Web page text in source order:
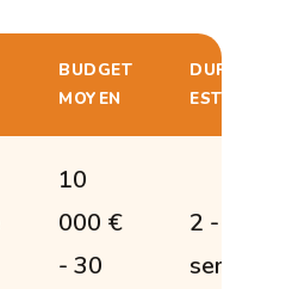
BUDGET
MOYEN
DURÉE
ESTIMÉE
10
000 €
- 30
2 - 4